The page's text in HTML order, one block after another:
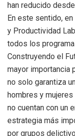
han reducido
En este sentido,
y Productividad
todos los
Construyendo el
mayor importancia
no solo garantiza
hombres y
no cuentan con un
estrategia más
por grupos